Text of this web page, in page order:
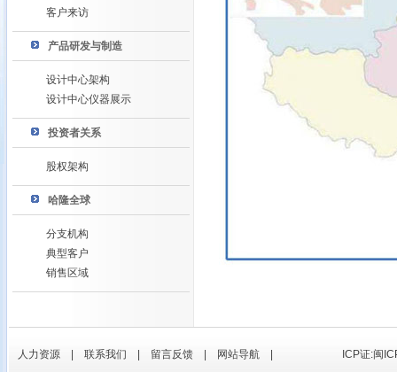
客户来访
产品研发与制造
设计中心架构
设计中心仪器展示
投资者关系
股权架构
哈隆全球
分支机构
典型客户
销售区域
人力资源 联系我们 留言反馈 网站导航 ICP证:闽